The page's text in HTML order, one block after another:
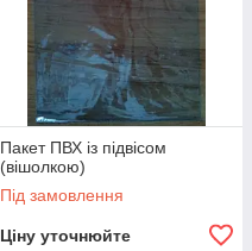
Пакет ПВХ із підвісом
(вішолкою)
Під замовлення
Ціну уточнюйте